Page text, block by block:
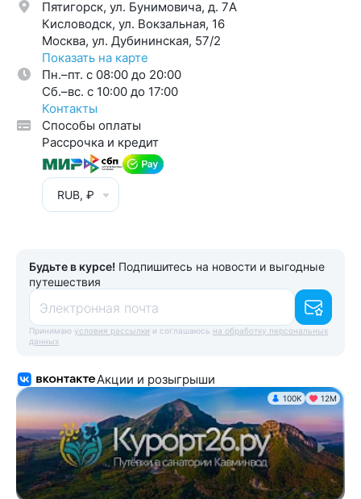
Пятигорск, ул. Бунимовича, д. 7A
Кисловодск, ул. Вокзальная, 16
Москва, ул. Дубининская, 57/2
Показать на карте
Пн.–пт. с 08:00 до 20:00
Cб.–вс. с 10:00 до 17:00
Контакты
Способы оплаты
Рассрочка и кредит
RUB, ₽
Будьте в курсе! Подпишитесь на новости и выгодные
путешествия
Электронная почта
Принимаю условия рассылки и соглашаюсь на обработку персональных
данных
Акции и розыгрыши
100K 12М